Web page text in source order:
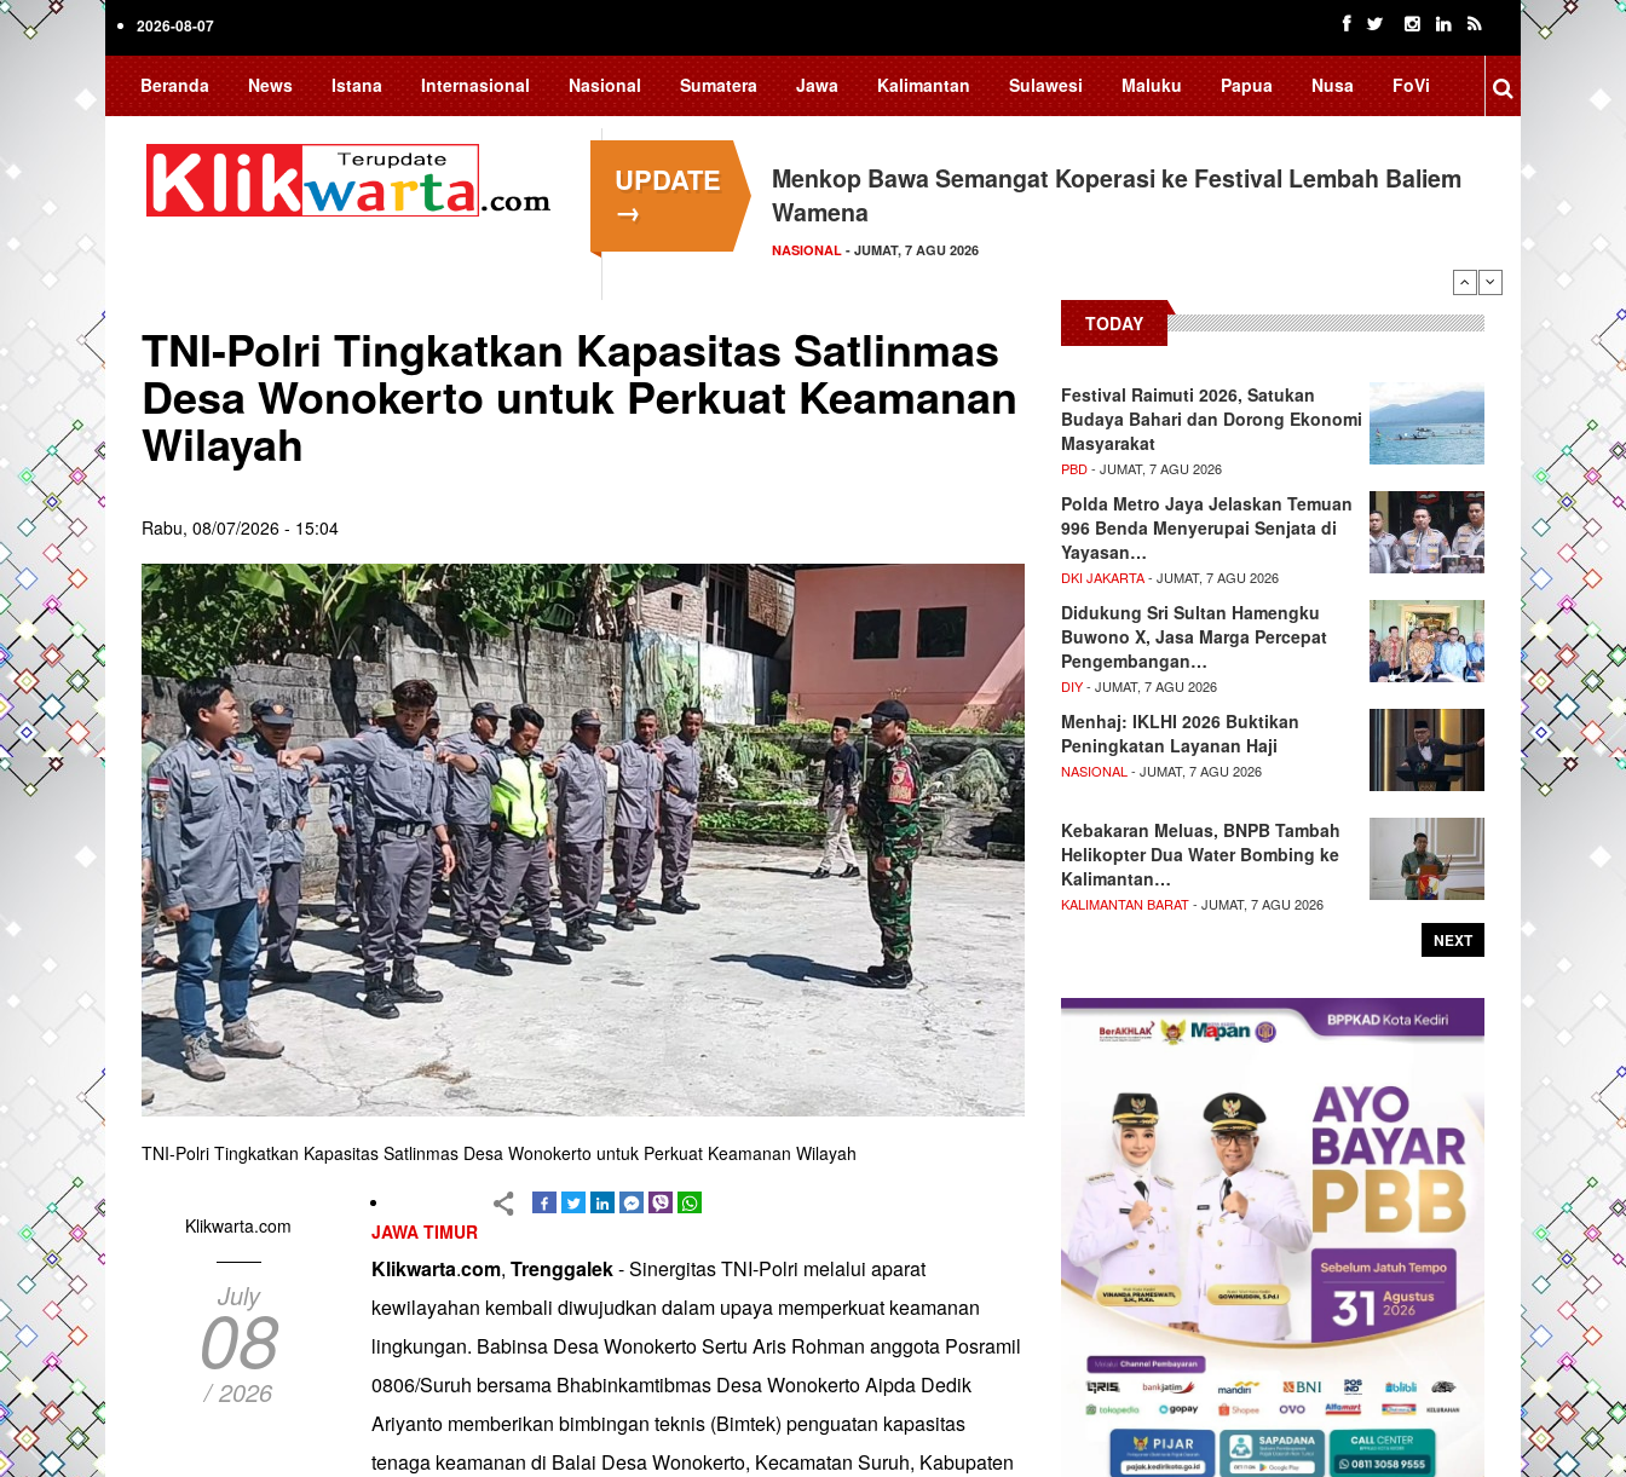
Skip
2026-08-07
Beranda News Istana Internasional Nasional Sumatera Jawa Kalimantan Sulawesi Maluku Papua Nusa FoVi
UPDATE
→
Menkop Bawa Semangat Koperasi ke Festival Lembah Baliem
Wamena
NASIONAL - JUMAT, 7 AGU 2026
TNI-Polri Tingkatkan Kapasitas Satlinmas
Desa Wonokerto untuk Perkuat Keamanan
Wilayah
Rabu, 08/07/2026 - 15:04
TNI-Polri Tingkatkan Kapasitas Satlinmas Desa Wonokerto untuk Perkuat Keamanan Wilayah
Klikwarta.com
July
08
/ 2026
JAWA TIMUR
Klikwarta.com, Trenggalek- Sinergitas TNI-Polri melalui aparat
kewilayahan kembali diwujudkan dalam upaya memperkuat keamanan
lingkungan. Babinsa Desa Wonokerto Sertu Aris Rohman anggota Posramil
0806/Suruh bersama Bhabinkamtibmas Desa Wonokerto Aipda Dedik
Ariyanto memberikan bimbingan teknis (Bimtek) penguatan kapasitas
tenaga keamanan di Balai Desa Wonokerto, Kecamatan Suruh, Kabupaten
TODAY
Festival Raimuti 2026, Satukan
Budaya Bahari dan Dorong Ekonomi
Masyarakat
PBD- JUMAT, 7 AGU 2026
Polda Metro Jaya Jelaskan Temuan
996 Benda Menyerupai Senjata di
Yayasan…
DKI JAKARTA- JUMAT, 7 AGU 2026
Didukung Sri Sultan Hamengku
Buwono X, Jasa Marga Percepat
Pengembangan…
DIY- JUMAT, 7 AGU 2026
Menhaj: IKLHI 2026 Buktikan
Peningkatan Layanan Haji
NASIONAL - JUMAT, 7 AGU 2026
Kebakaran Meluas, BNPB Tambah
Helikopter Dua Water Bombing ke
Kalimantan…
KALIMANTAN BARAT- JUMAT, 7 AGU 2026
NEXT